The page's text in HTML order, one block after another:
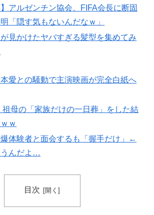
豆腐にいくら出せる？
の定期注文が月50本、1808年の請求書
ポレオンは1日2本を何に使っていたの
てしまうと世界が騒然
】アルゼンチン協会、FIFA会長に断固
「隠す気もないんだなｗ」
見かけたヤバすぎる髪型を集めてみ
愛との騒動で主演映画が完全白紙へ
祖母の「家族だけの一日葬」をした結
ｗ
体験者と面会するも「握手だけ」←
んだよ…
目次